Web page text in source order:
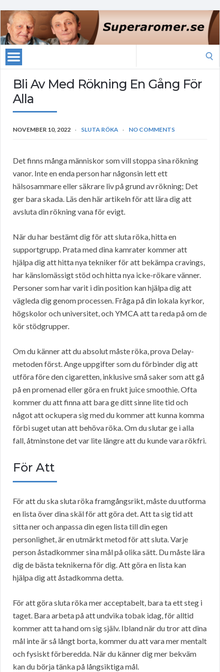
Bli Av Med Rökning En Gång För
Alla
NOVEMBER 10, 2022 SLUTA RÖKA NO COMMENTS
Det finns många människor som vill stoppa sina rökning
vanor. Inte en enda person har någonsin lett ett
hälsosammare eller säkrare liv på grund av rökning; Det
ger bara skada. Läs den här artikeln för att lära dig att
avsluta din rökning vana för evigt.
När du har bestämt dig för att sluta röka, hitta en
supportgrupp. Prata med dina kamrater kommer att
hjälpa dig att hitta nya tekniker för att bekämpa cravings,
har känslomässigt stöd och hitta nya icke-rökare vänner.
Personer som har varit i din position kan hjälpa dig att
vägleda dig genom processen. Fråga på din lokala kyrkor,
högskolor och universitet, och YMCA att ta reda på om de
kör stödgrupper.
Om du känner att du absolut måste röka, prova Delay-
metoden först. Ange uppgifter som du förbinder dig att
utföra före den cigaretten, inklusive små saker som att gå
på en promenad eller göra en frukt juice smoothie. Ofta
kommer du att finna att bara ge ditt sinne lite tid och
något att ockupera sig med du kommer att kunna komma
förbi suget utan att behöva röka. Om du slutar ge i alla
fall, åtminstone det var lite längre att du kunde vara rökfri.
För Att
För att du ska sluta röka framgångsrikt, måste du utforma
en lista över dina skäl för att göra det. Att ta sig tid att
sitta ner och anpassa din egen lista till din egen
personlighet, är en utmärkt metod för att sluta. Varje
person åstadkommer sina mål på olika sätt. Du måste lära
dig de bästa teknikerna för dig. Att göra en lista kan
hjälpa dig att åstadkomma detta.
För att göra sluta röka mer acceptabelt, bara ta ett steg i
taget. Bara arbeta på att undvika tobak idag, för alltid
kommer att ta hand om sig själv. Ibland när du tror att dina
mål inte är så långt borta, kommer du att vara mer mentalt
och fysiskt förberedda. När du känner dig mer bekväm
kan du börja tänka på långsiktiga mål.